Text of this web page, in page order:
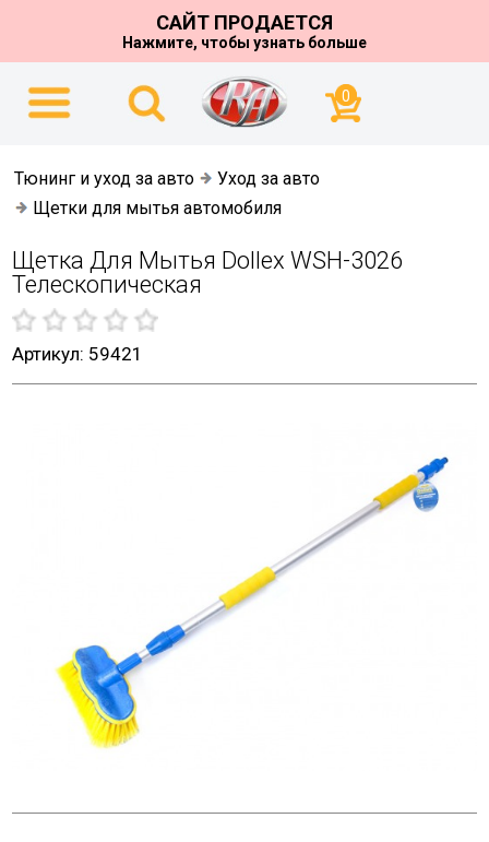
САЙТ ПРОДАЕТСЯ
Нажмите, чтобы узнать больше
0
Тюнинг и уход за авто
Уход за авто
Щетки для мытья автомобиля
Щетка Для Мытья Dollex WSH-3026
Телескопическая
Артикул: 59421